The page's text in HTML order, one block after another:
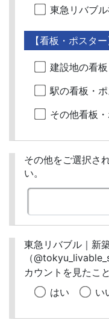
東急リバブ
【看板・ポスター
建設地の看板
駅の看板・
その他看板
その他をご選択さ
い。
東急リバブル｜新
（
カウントを見たこ
はい
い